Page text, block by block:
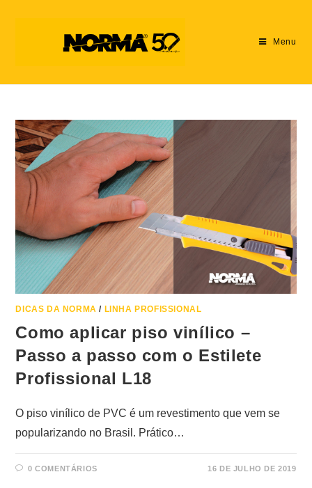
Menu
DICAS DA NORMA / LINHA PROFISSIONAL
Como aplicar piso vinílico –
Passo a passo com o Estilete
Profissional L18
O piso vinílico de PVC é um revestimento que vem se
popularizando no Brasil. Prático…
0 COMENTÁRIOS 16 DE JULHO DE 2019